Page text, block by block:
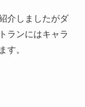
介しましたがダ
ランにはキャラ
す。